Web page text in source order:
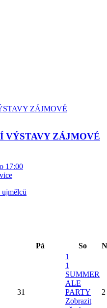
VÝSTAVY ZÁJMOVÉ
17:00
Pá So
31
1
1
SUMMER
ALE
PARTY
Zobrazit
2